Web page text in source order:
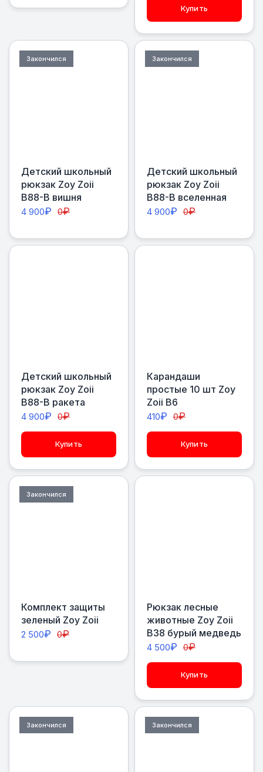
Купить
Закончился
Детский школьный
рюкзак Zoy Zoii
В88-В вишня
4 900₽ 0₽
Закончился
Детский школьный
рюкзак Zoy Zoii
В88-В вселенная
4 900₽ 0₽
Детский школьный
рюкзак Zoy Zoii
В88-В ракета
4 900₽ 0₽
Купить
Карандаши
простые 10 шт Zoy
Zoii B6
410₽ 0₽
Купить
Закончился
Комплект защиты
зеленый Zoy Zoii
2 500₽ 0₽
Рюкзак лесные
животные Zoy Zoii
В38 бурый медведь
4 500₽ 0₽
Купить
Закончился Закончился